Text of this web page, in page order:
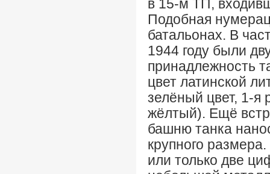
в 15-м ТП,
Подобная
батальонах. В
1944 году были
принадлежность
цвет латинской
зелёный цвет, 1-я
жёлтый). Ещё
башню танка
крупного
или только две